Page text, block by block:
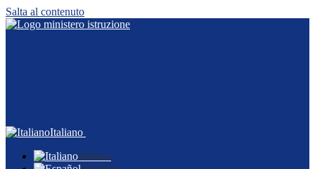
Salta al contenuto
Italiano
Italiano